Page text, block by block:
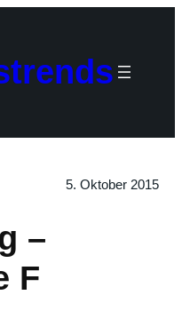
5. Oktober 2015
–
F